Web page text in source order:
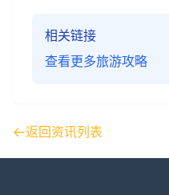
相关链接
查看更多旅游攻略
返回资讯列表